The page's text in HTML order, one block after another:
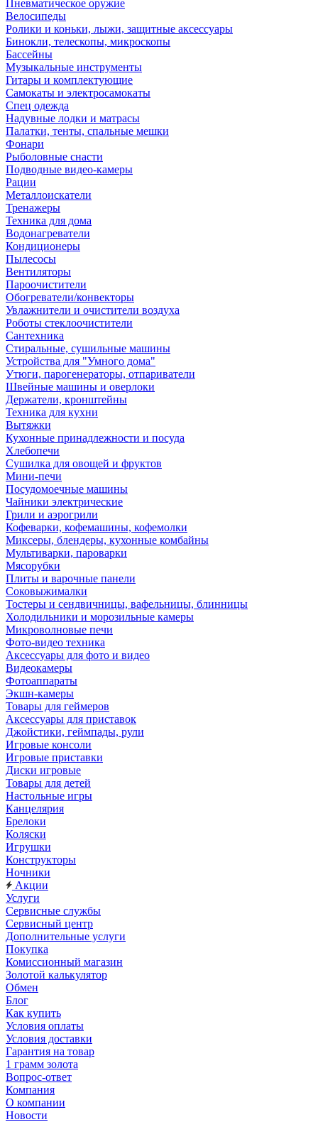
Пневматическое оружие
Велосипеды
Ролики и коньки, лыжи, защитные аксессуары
Бинокли, телескопы, микроскопы
Бассейны
Музыкальные инструменты
Гитары и комплектующие
Самокаты и электросамокаты
Спец одежда
Надувные лодки и матрасы
Палатки, тенты, спальные мешки
Фонари
Рыболовные снасти
Подводные видео-камеры
Рации
Металлоискатели
Тренажеры
Техника для дома
Водонагреватели
Кондиционеры
Пылесосы
Вентиляторы
Пароочистители
Обогреватели/конвекторы
Увлажнители и очистители воздуха
Роботы стеклоочистители
Сантехника
Стиральные, сушильные машины
Устройства для "Умного дома"
Утюги, парогенераторы, отпариватели
Швейные машины и оверлоки
Держатели, кронштейны
Техника для кухни
Вытяжки
Кухонные принадлежности и посуда
Хлебопечи
Сушилка для овощей и фруктов
Мини-печи
Посудомоечные машины
Чайники электрические
Грили и аэрогрили
Кофеварки, кофемашины, кофемолки
Миксеры, блендеры, кухонные комбайны
Мультиварки, пароварки
Мясорубки
Плиты и варочные панели
Соковыжималки
Тостеры и сендвичницы, вафельницы, блинницы
Холодильники и морозильные камеры
Микроволновые печи
Фото-видео техника
Аксессуары для фото и видео
Видеокамеры
Фотоаппараты
Экшн-камеры
Товары для геймеров
Аксессуары для приставок
Джойстики, геймпады, рули
Игровые консоли
Игровые приставки
Диски игровые
Товары для детей
Настольные игры
Канцелярия
Брелоки
Коляски
Игрушки
Конструкторы
Ночники
Акции
Услуги
Сервисные службы
Сервисный центр
Дополнительные услуги
Покупка
Комиссионный магазин
Золотой калькулятор
Обмен
Блог
Как купить
Условия оплаты
Условия доставки
Гарантия на товар
1 грамм золота
Вопрос-ответ
Компания
О компании
Новости